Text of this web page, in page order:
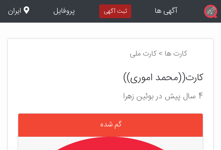
آگهی ها ثبت آگهی پروفایل ایران
کارت ها > کارت ملی
کارت((محمد اموری))
4 سال پیش در بوئین زهرا
گم شده